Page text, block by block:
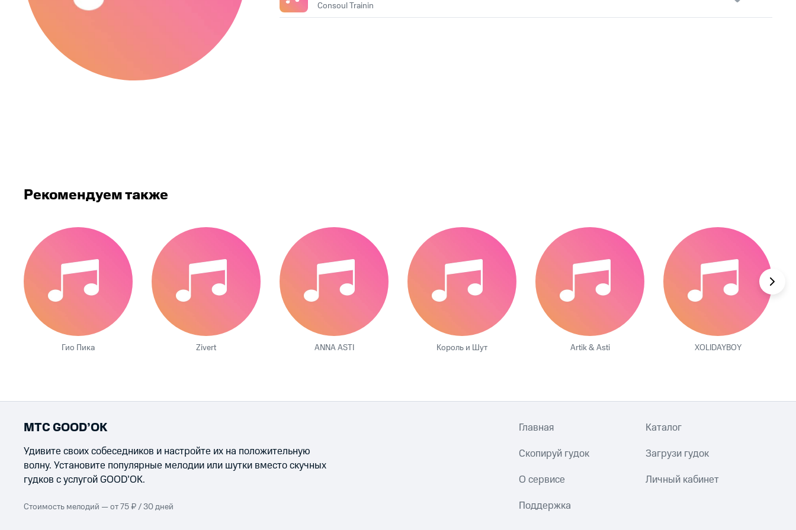
Consoul Trainin
Рекомендуем также
Гио Пика Zivert ANNA ASTI Король и Шут Artik & Asti XOLIDAYBOY
МТС GOOD’OK
Удивите своих собеседников и настройте их на положительную
волну. Установите популярные мелодии или шутки вместо скучных
гудков с услугой GOOD’OK.
Стоимость мелодий — от 75 ₽ / 30 дней
Главная Каталог
Скопируй гудок Загрузи гудок
О сервисе Личный кабинет
Поддержка